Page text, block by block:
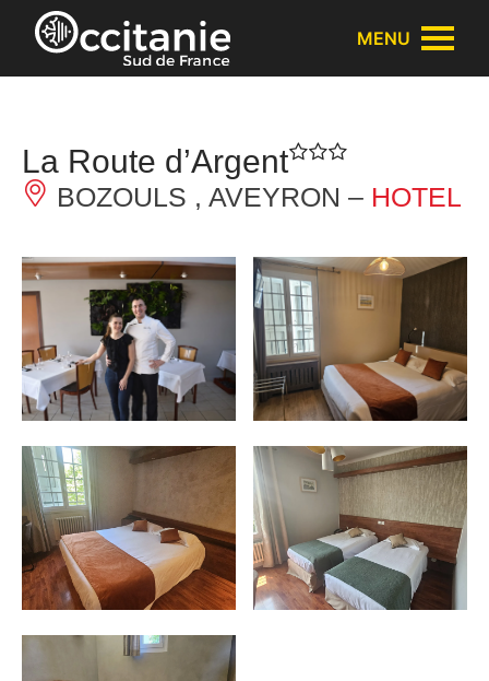
Cookies beheer paneel
MENU
La Route d’Argent
BOZOULS , AVEYRON – HOTEL